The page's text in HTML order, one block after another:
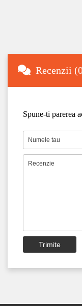
Recenzii
Spune-ti parerea
Trimite